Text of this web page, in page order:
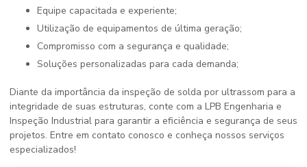
Equipe capacitada e experiente;
Utilização de equipamentos de última geração;
Compromisso com a segurança e qualidade;
Soluções personalizadas para cada demanda;
Diante da importância da inspeção de solda por ultrassom para a
integridade de suas estruturas, conte com a LPB Engenharia e
Inspeção Industrial para garantir a eficiência e segurança de seus
projetos. Entre em contato conosco e conheça nossos serviços
especializados!